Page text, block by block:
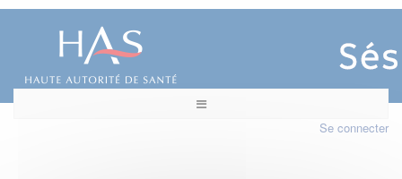
Se connecter